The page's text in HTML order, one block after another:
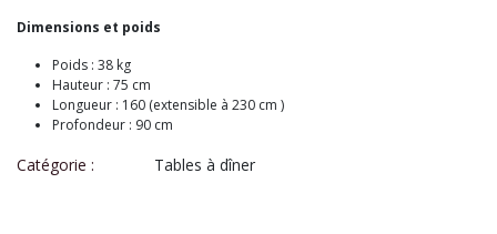
Dimensions et poids
Poids : 38 kg
Hauteur : 75 cm
Longueur : 160 (extensible à 230 cm )
Profondeur : 90 cm
Catégorie : Tables à dîner